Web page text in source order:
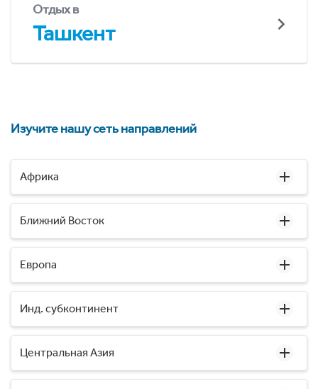
Отдых в
Ташкент
Изучите нашу сеть направлений
Африка
Ближний Восток
Европа
Инд. субконтинент
Центральная Азия